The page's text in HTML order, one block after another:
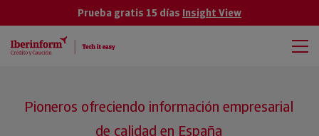
Prueba gratis 15 días Insight View
Pioneros ofreciendo información empresarial
de calidad en España